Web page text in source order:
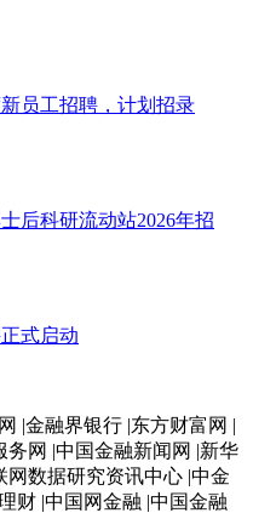
员工招聘，计划招录
后科研流动站2026年招
式启动
|金融界银行 |东方财富网 |
网 |中国金融新闻网 |新华
网数据研究资讯中心 |中金
财 |中国网金融 |中国金融